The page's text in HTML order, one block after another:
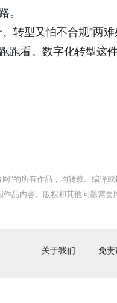
。
转型又怕不合规”两
跑看。数字化转型这
"的所有作品，均转载、编译
品内容、版权和其他问题需
关于我们 免责